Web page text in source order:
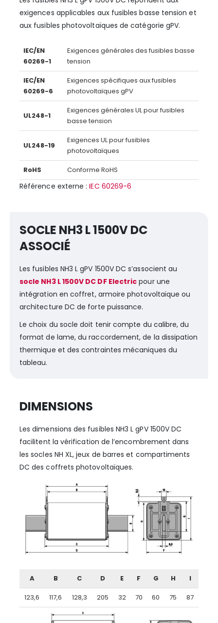
exigences applicables aux fusibles basse tension et
aux fusibles photovoltaïques de catégorie gPV.
IEC/EN
60269-1
Exigences générales des fusibles basse
tension
IEC/EN
60269-6
Exigences spécifiques aux fusibles
photovoltaïques gPV
UL248-1
Exigences générales UL pour fusibles
basse tension
UL248-19
Exigences UL pour fusibles
photovoltaïques
RoHS Conforme RoHS
Référence externe :IEC 60269-6
SOCLE NH3 L 1500V DC
ASSOCIÉ
Les fusibles NH3 L gPV 1500V DC s’associent au
socle NH3 L 1500V DC DF Electric pour une
intégration en coffret, armoire photovoltaïque ou
architecture DC de forte puissance.
Le choix du socle doit tenir compte du calibre, du
format de lame, du raccordement, de la dissipation
thermique et des contraintes mécaniques du
tableau.
DIMENSIONS
Les dimensions des fusibles NH3 L gPV 1500V DC
facilitent la vérification de l’encombrement dans
les socles NH XL, jeux de barres et compartiments
DC des coffrets photovoltaïques.
A B C D E F G H I
123,6 117,6 128,3 205 32 70 60 75 87